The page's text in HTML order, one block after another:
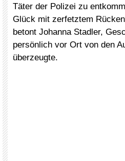
Täter der Polizei zu
Glück mit zerfetztem
betont Johanna Stadler,
persönlich vor Ort von den
überzeugte.